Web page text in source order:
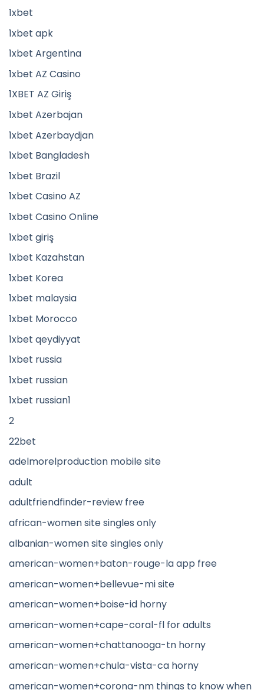
1xbet
1xbet apk
1xbet Argentina
1xbet AZ Casino
1XBET AZ Giriş
1xbet Azerbajan
1xbet Azerbaydjan
1xbet Bangladesh
1xbet Brazil
1xbet Casino AZ
1xbet Casino Online
1xbet giriş
1xbet Kazahstan
1xbet Korea
1xbet malaysia
1xbet Morocco
1xbet qeydiyyat
1xbet russia
1xbet russian
1xbet russian1
2
22bet
adelmorelproduction mobile site
adult
adultfriendfinder-review free
african-women site singles only
albanian-women site singles only
american-women+baton-rouge-la app free
american-women+bellevue-mi site
american-women+boise-id horny
american-women+cape-coral-fl for adults
american-women+chattanooga-tn horny
american-women+chula-vista-ca horny
american-women+corona-nm things to know when